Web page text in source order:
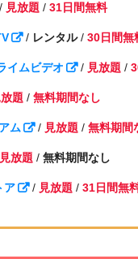
見放題 / 31日間無料
/ レンタル/ 30日間無
イムビデオ / 見放題 /
放題 / 無料期間なし
ム / 見放題 / 無料期間
見放題 / 無料期間なし
ア / 見放題 / 31日間無